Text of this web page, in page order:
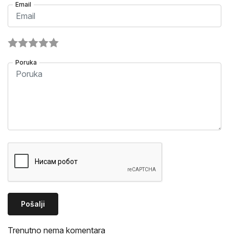
Email
Poruka
Pošalji
Trenutno nema komentara